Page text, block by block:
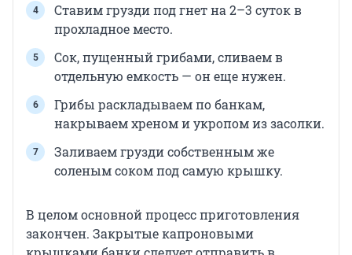
Ставим грузди под гнет на 2–3 суток в
прохладное место.
Сок, пущенный грибами, сливаем в
отдельную емкость — он еще нужен.
Грибы раскладываем по банкам,
накрываем хреном и укропом из засолки.
Заливаем грузди собственным же
соленым соком под самую крышку.
В целом основной процесс приготовления
закончен. Закрытые капроновыми